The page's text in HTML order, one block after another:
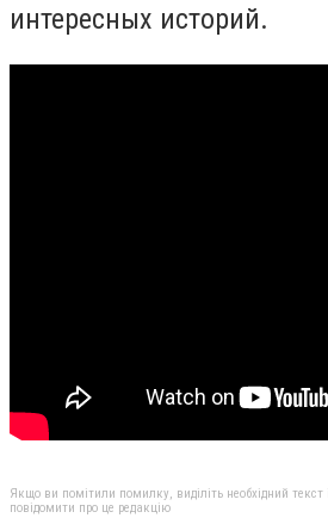
интересных историй.
Якщо ви помітили помилку, виділіть необхідний текст
повідомити про це редакцію